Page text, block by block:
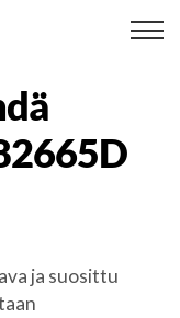
ja suosittu